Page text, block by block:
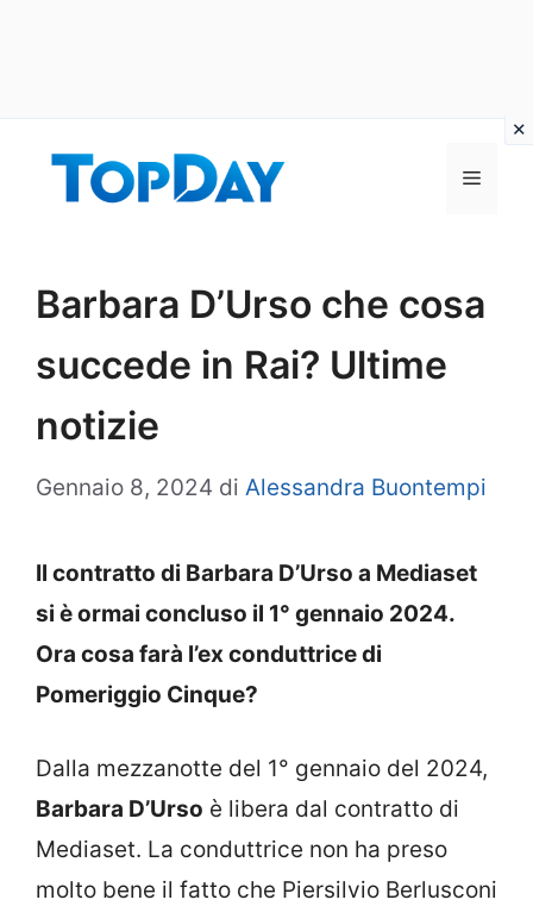
Menu
Barbara D’Urso che cosa
succede in Rai? Ultime
notizie
Gennaio 8, 2024 di Alessandra Buontempi
Il contratto di Barbara D’Urso a Mediaset
si è ormai concluso il 1° gennaio 2024.
Ora cosa farà l’ex conduttrice di
Pomeriggio Cinque?
Dalla mezzanotte del 1° gennaio del 2024,
Barbara D’Urso è libera dal contratto di
Mediaset. La conduttrice non ha preso
molto bene il fatto che Piersilvio Berlusconi